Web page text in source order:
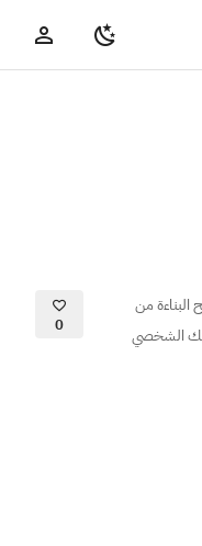
من
الشخصي
0